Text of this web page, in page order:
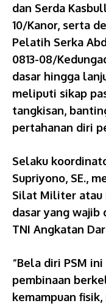
dan Serda
10/Kanor, serta
Pelatih Serka
0813-08/
dasar hingga
meliputi sikap
tangkisan,
pertahanan diri
Selaku
Supriyono, SE.,
Silat Militer atau
dasar yang
TNI Angkatan
“Bela diri PSM
pembinaan
kemampuan